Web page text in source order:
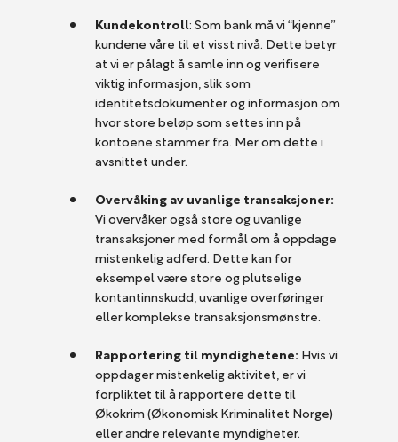
Kundekontroll: Som bank må vi “kjenne”
kundene våre til et visst nivå. Dette betyr
at vi er pålagt å samle inn og verifisere
viktig informasjon, slik som
identitetsdokumenter og informasjon om
hvor store beløp som settes inn på
kontoene stammer fra. Mer om dette i
avsnittet under.
Overvåking av uvanlige transaksjoner:
Vi overvåker også store og uvanlige
transaksjoner med formål om å oppdage
mistenkelig adferd. Dette kan for
eksempel være store og plutselige
kontantinnskudd, uvanlige overføringer
eller komplekse transaksjonsmønstre.
Rapportering til myndighetene: Hvis vi
oppdager mistenkelig aktivitet, er vi
forpliktet til å rapportere dette til
Økokrim (Økonomisk Kriminalitet Norge)
eller andre relevante myndigheter.